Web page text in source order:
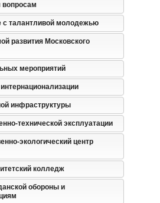
вопросам
с талантливой молодежью
развития Московского
мероприятий
инфраструктуры
технической эксплуатации
экологический центр
колледж
обороны и